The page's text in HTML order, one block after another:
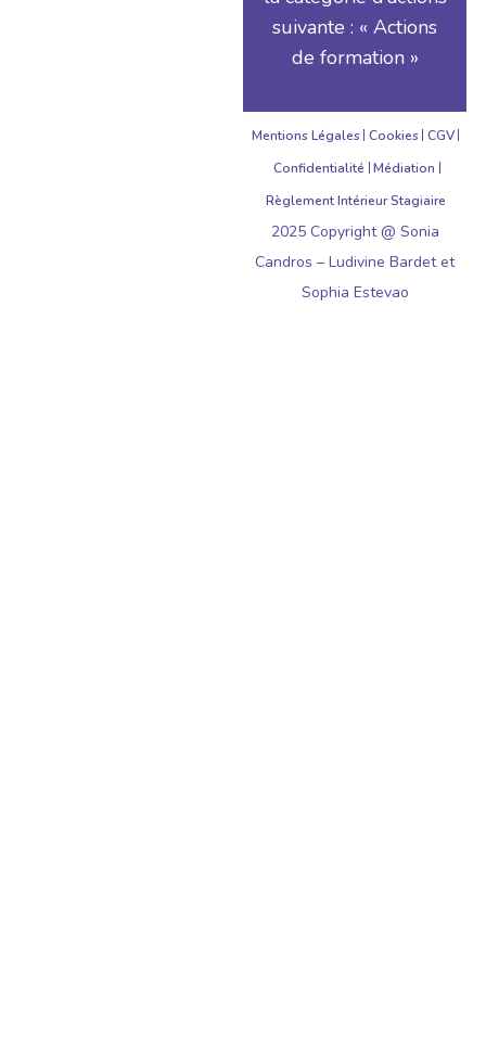
suivante : « Actions
de formation »
Mentions Légales Cookies CGV
Confidentialité Médiation
Règlement Intérieur Stagiaire
2025 Copyright @ Sonia
Candros – Ludivine Bardet et
Sophia Estevao